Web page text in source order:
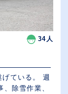
34人
除雪作業、